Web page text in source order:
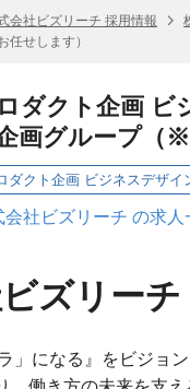
会社ビズリーチ 採用情報
せします）
ダクト企画 ビ
画グループ（※
会社ビズリーチ の求人
ズリーチ
」になる』をビジョ